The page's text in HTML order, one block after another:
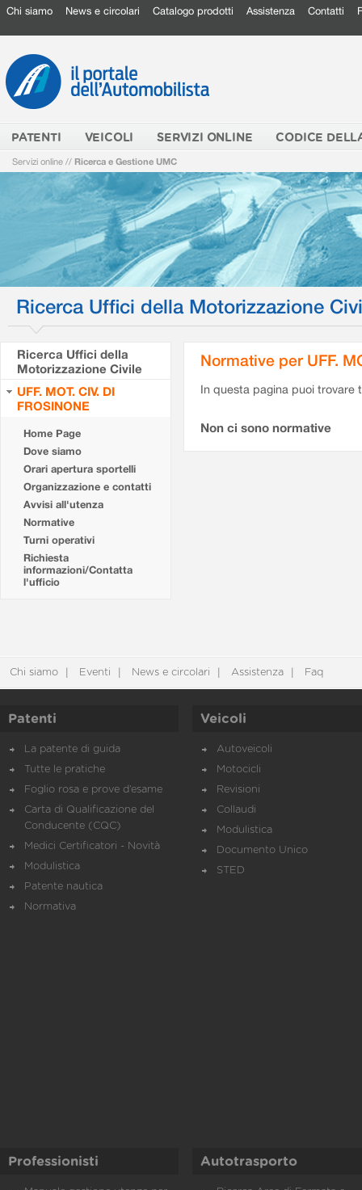
Chi siamo News e circolari Catalogo prodotti Assistenza Contatti
PATENTI VEICOLI SERVIZI ONLINE CODICE
Servizi online // Ricerca e Gestione UMC
Ricerca Uffici della Motorizzazione
Ricerca Uffici della
Motorizzazione Civile
UFF. MOT. CIV. DI
FROSINONE
Home Page
Dove siamo
Orari apertura sportelli
Organizzazione e contatti
Avvisi all'utenza
Normative
Turni operativi
Richiesta
informazioni/Contatta
l'ufficio
Normative per UFF.
In questa pagina puoi
Non ci sono normative
Chi siamo Eventi News e circolari Assistenza Faq
Patenti
La patente di guida
Tutte le pratiche
Foglio rosa e prove d’esame
Carta di Qualificazione del
Conducente (CQC)
Medici Certificatori - Novità
Modulistica
Patente nautica
Normativa
Veicoli
Autoveicoli
Motocicli
Revisioni
Collaudi
Modulistica
Documento Unico
STED
Professionisti Autotrasporto